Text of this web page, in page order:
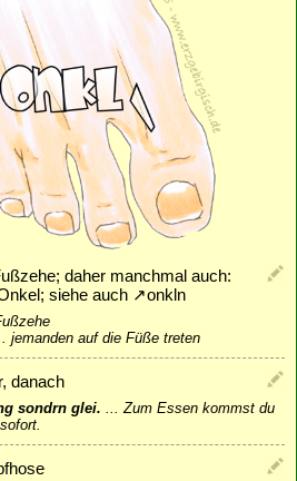
daher manchmal auch:
siehe auch ↗onkln
jemanden auf die Füße treten
danach
sondrn glei. ...Zum Essen kommst du